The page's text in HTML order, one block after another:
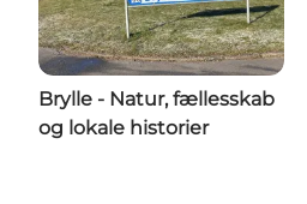
Brylle - Natur, fællesskab
og lokale historier